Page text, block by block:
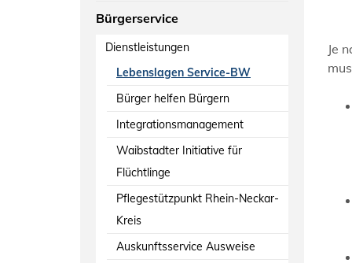
Bürgerservice
Dienstleistungen
Lebenslagen Service-BW
Bürger helfen Bürgern
Integrationsmanagement
Waibstadter Initiative für
Flüchtlinge
Pflegestützpunkt Rhein-Neckar-
Kreis
Auskunftsservice Ausweise
Je